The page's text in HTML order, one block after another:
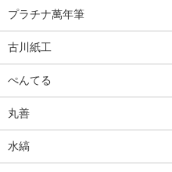
プラチナ萬年筆
古川紙工
ぺんてる
丸善
水縞